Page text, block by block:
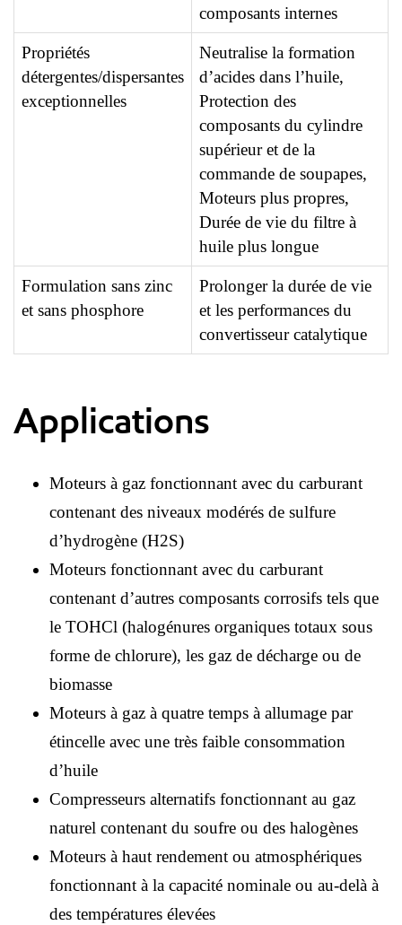
composants internes
Propriétés
détergentes/dispersantes
exceptionnelles
Neutralise la formation
d’acides dans l’huile,
Protection des
composants du cylindre
supérieur et de la
commande de soupapes,
Moteurs plus propres,
Durée de vie du filtre à
huile plus longue
Formulation sans zinc
et sans phosphore
Prolonger la durée de vie
et les performances du
convertisseur catalytique
Applications
Moteurs à gaz fonctionnant avec du carburant
contenant des niveaux modérés de sulfure
d’hydrogène (H2S)
Moteurs fonctionnant avec du carburant
contenant d’autres composants corrosifs tels que
le TOHCl (halogénures organiques totaux sous
forme de chlorure), les gaz de décharge ou de
biomasse
Moteurs à gaz à quatre temps à allumage par
étincelle avec une très faible consommation
d’huile
Compresseurs alternatifs fonctionnant au gaz
naturel contenant du soufre ou des halogènes
Moteurs à haut rendement ou atmosphériques
fonctionnant à la capacité nominale ou au-delà à
des températures élevées